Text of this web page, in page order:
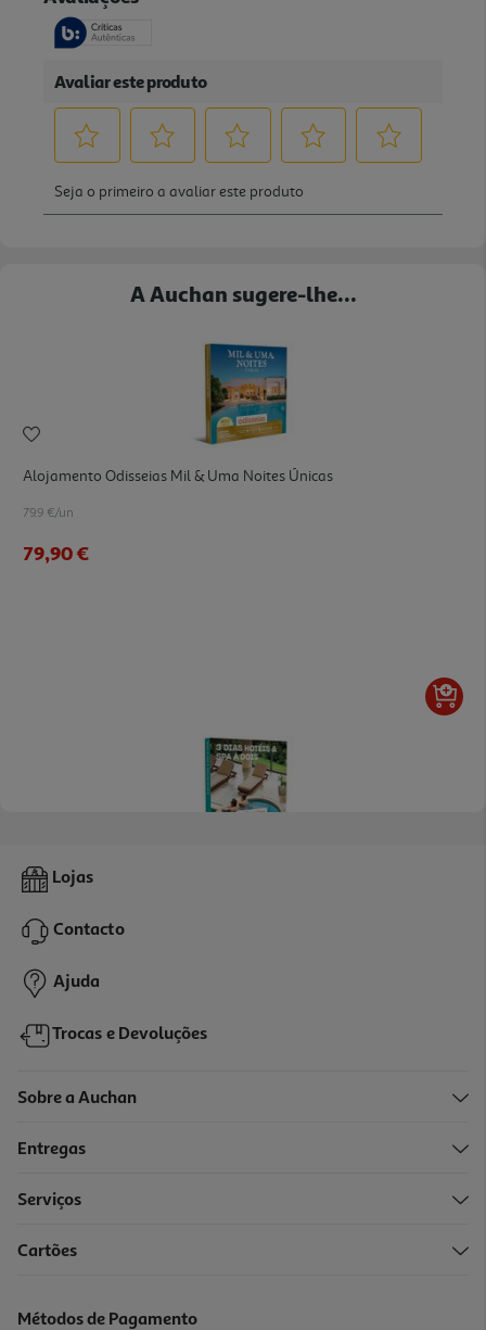
A Auchan sugere-lhe...
Alojamento Odisseias Mil & Uma Noites Únicas
79.9 €/un
79,90 €
Alojamento Odisseias 3 Dias Hotéis & Spa A Dois
199,90 €
Lojas
Contacto
Ajuda
Trocas e Devoluções
Sobre a Auchan
Entregas
Serviços
Cartões
Métodos de Pagamento